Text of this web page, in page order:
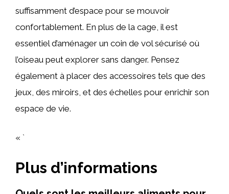
suffisamment d’espace pour se mouvoir
confortablement. En plus de la cage, il est
essentiel d’aménager un coin de vol sécurisé où
l’oiseau peut explorer sans danger. Pensez
également à placer des accessoires tels que des
jeux, des miroirs, et des échelles pour enrichir son
espace de vie.
« `
Plus d’informations